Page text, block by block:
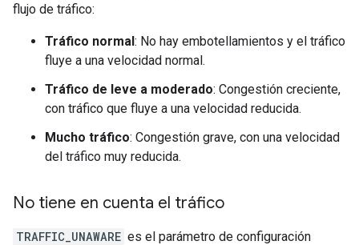
flujo de tráfico:
Tráfico normal: No hay embotellamientos y el tráfico
fluye a una velocidad normal.
Tráfico de leve a moderado: Congestión creciente,
con tráfico que fluye a una velocidad reducida.
Mucho tráfico: Congestión grave, con una velocidad
del tráfico muy reducida.
No tiene en cuenta el tráfico
TRAFFIC_UNAWARE es el parámetro de configuración